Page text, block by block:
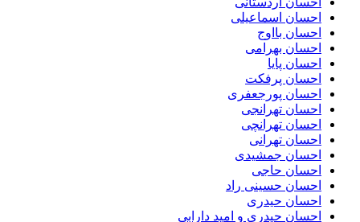
احسان اسماعیلی
احسان بااوج
احسان بهرامی
احسان پایا
احسان پرفکت
احسان پورجعفری
احسان تهرانجی
احسان تهرانچی
احسان تهرانی
احسان جمشیدی
احسان حاجی
احسان حسینی راد
احسان حیدری
احسان حیدری و امید دارابی